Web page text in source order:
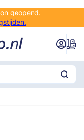
geopend.